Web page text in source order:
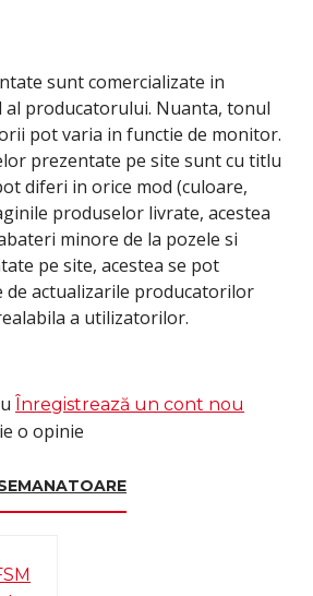
sunt comercializate in
producatorului. Nuanta, tonul
pot varia in functie de monitor.
prezentate pe site sunt cu titlu
diferi in orice mod (culoare,
produselor livrate, acestea
minore de la pozele si
pe site, acestea se pot
de actualizarile producatorilor
a utilizatorilor.
Înregistrează un cont nou
o opinie